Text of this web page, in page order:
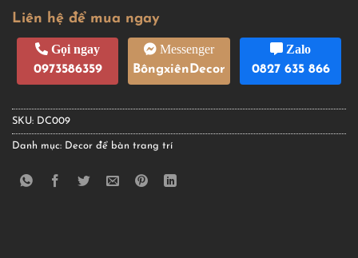
Liên hệ để mua ngay
Gọi ngay
0973586359
Messenger
BôngxiênDecor
Zalo
0827 635 866
SKU: DC009
Danh mục: Decor để bàn trang trí